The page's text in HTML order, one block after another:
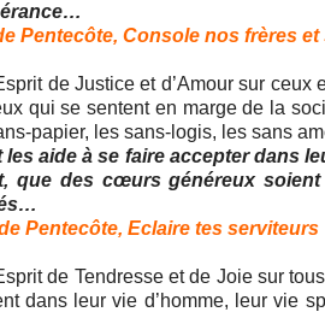
Console nos frères et
de Justice et d’Amour sur ceux
qui se sentent en marge de la
papier, les sans-logis, les sans
les aide à se faire accepter dans
que des cœurs généreux
Eclaire tes serviteurs
de Tendresse et de Joie sur
dans leur vie d’homme, leur vie